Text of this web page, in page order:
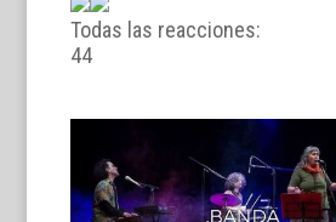
Todas las reacciones:
44